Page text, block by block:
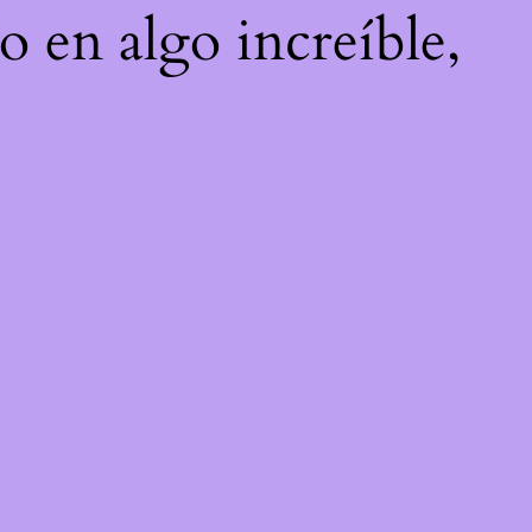
en algo increíble,